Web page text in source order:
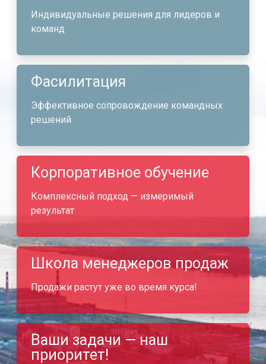
Индивидуальные решения для лидеров и
команд
Фасилитация
Эффективное сопровождение командных
решений
Корпоративное обучение
Комплексный подход — измеримый
результат
Школа менеджеров продаж
Продажи растут уже во время курса!
Ваши задачи — наш
приоритет!